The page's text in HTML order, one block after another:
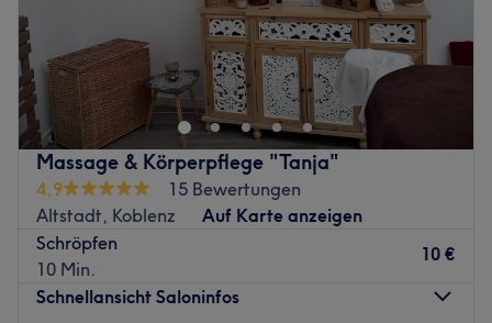
Massage & Körperpflege "Tanja"
4,9
15 Bewertungen
Altstadt, Koblenz
Auf Karte anzeigen
Schröpfen
10 Min.
10 €
Schnellansicht Saloninfos